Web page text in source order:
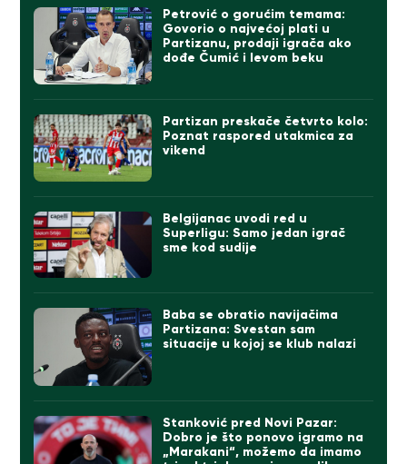
Petrović o gorućim temama:
Govorio o najvećoj plati u
Partizanu, prodaji igrača ako
dođe Čumić i levom beku
Partizan preskače četvrto kolo:
Poznat raspored utakmica za
vikend
Belgijanac uvodi red u
Superligu: Samo jedan igrač
sme kod sudije
Baba se obratio navijačima
Partizana: Svestan sam
situacije u kojoj se klub nalazi
Stanković pred Novi Pazar:
Dobro je što ponovo igramo na
„Marakani“, možemo da imamo